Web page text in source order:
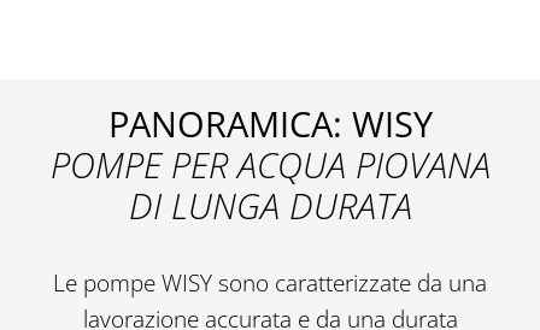
PANORAMICA: WISY
POMPE PER ACQUA PIOVANA
DI LUNGA DURATA
Le pompe WISY sono caratterizzate da una
lavorazione accurata e da una durata